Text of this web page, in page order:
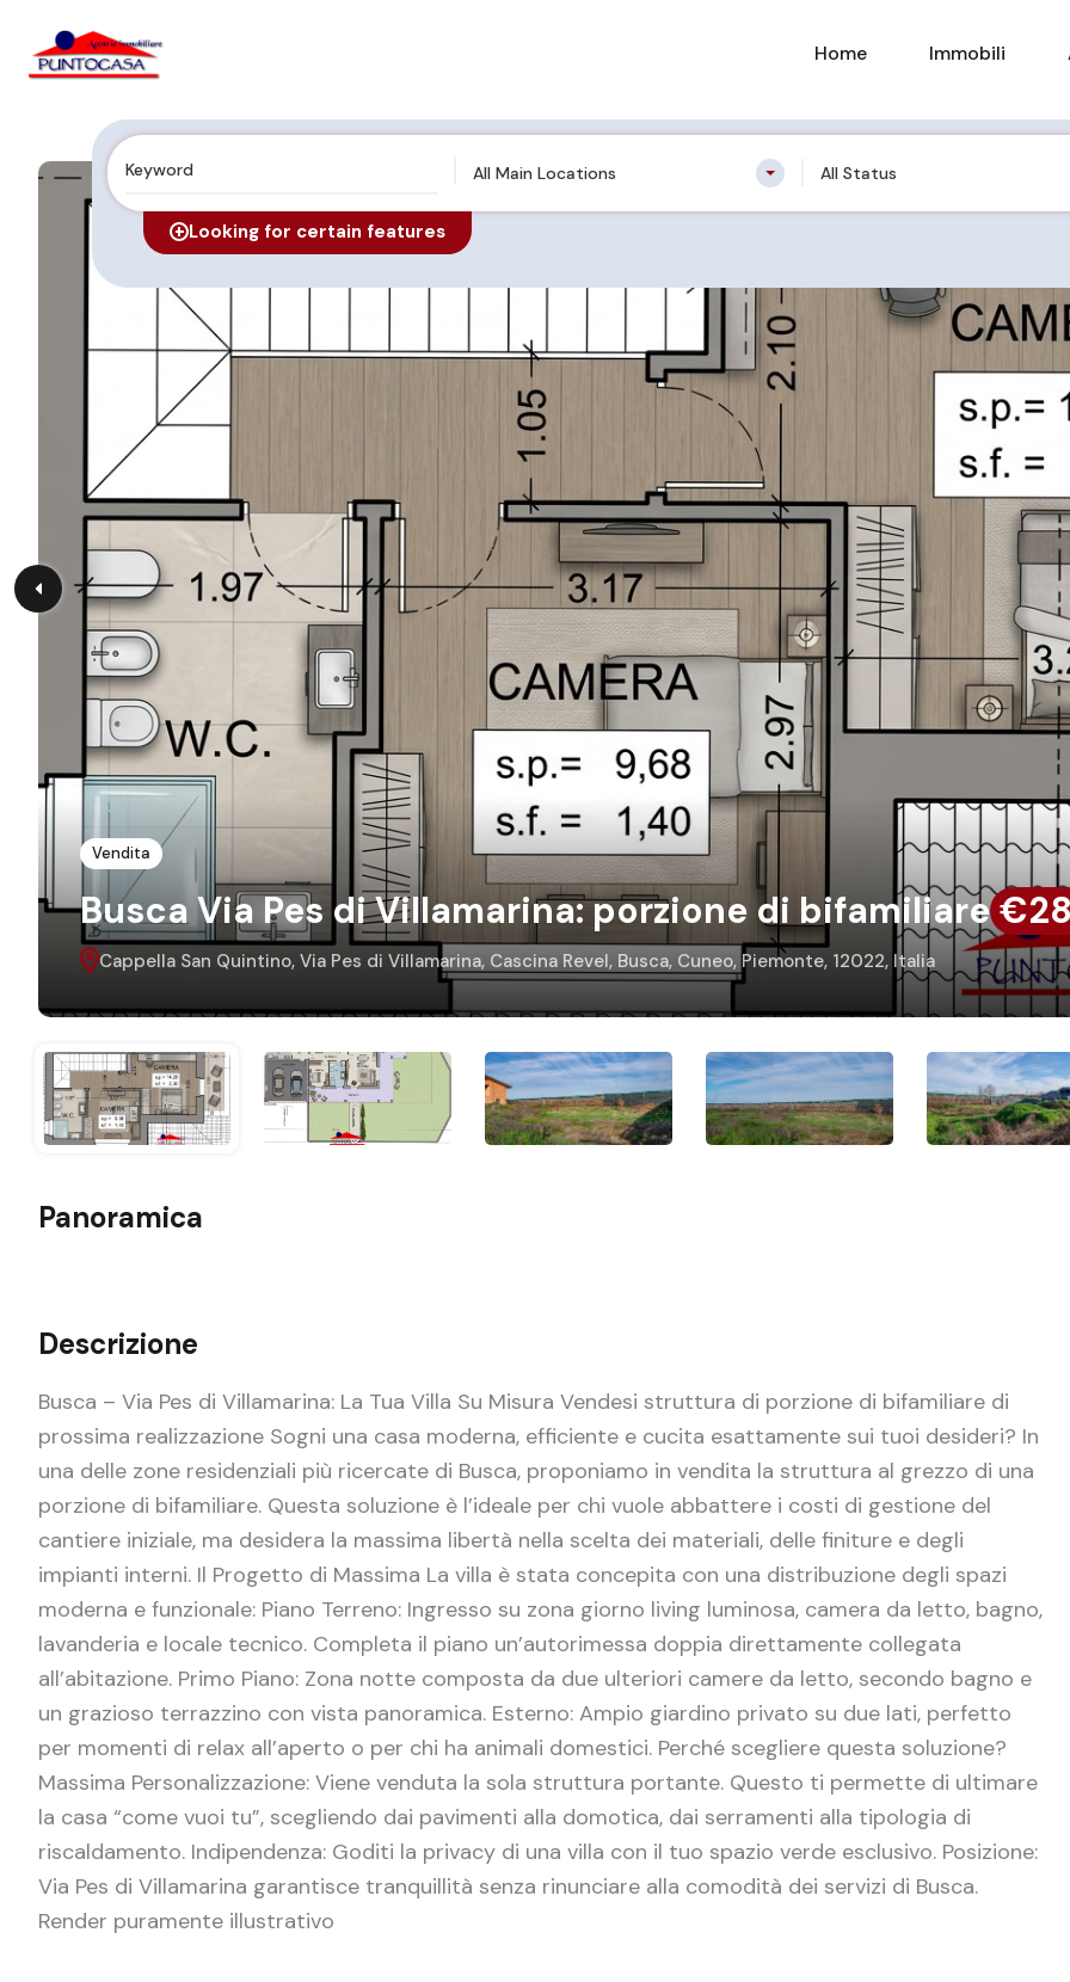
Home Immobili
All Main Locations All Status
Looking for certain features
Vendita
Busca Via Pes di Villamarina: porzione di bifamiliare
Cappella San Quintino, Via Pes di Villamarina, Cascina Revel, Busca, Cuneo, Piemonte, 12022, Italia
Panoramica
Descrizione
Busca – Via Pes di Villamarina: La Tua Villa Su Misura Vendesi struttura di porzione di bifamiliare di
prossima realizzazione Sogni una casa moderna, efficiente e cucita esattamente sui tuoi desideri? In
una delle zone residenziali più ricercate di Busca, proponiamo in vendita la struttura al grezzo di una
porzione di bifamiliare. Questa soluzione è l’ideale per chi vuole abbattere i costi di gestione del
cantiere iniziale, ma desidera la massima libertà nella scelta dei materiali, delle finiture e degli
impianti interni. Il Progetto di Massima La villa è stata concepita con una distribuzione degli spazi
moderna e funzionale: Piano Terreno: Ingresso su zona giorno living luminosa, camera da letto, bagno,
lavanderia e locale tecnico. Completa il piano un’autorimessa doppia direttamente collegata
all’abitazione. Primo Piano: Zona notte composta da due ulteriori camere da letto, secondo bagno e
un grazioso terrazzino con vista panoramica. Esterno: Ampio giardino privato su due lati, perfetto
per momenti di relax all’aperto o per chi ha animali domestici. Perché scegliere questa soluzione?
Massima Personalizzazione: Viene venduta la sola struttura portante. Questo ti permette di ultimare
la casa “come vuoi tu”, scegliendo dai pavimenti alla domotica, dai serramenti alla tipologia di
riscaldamento. Indipendenza: Goditi la privacy di una villa con il tuo spazio verde esclusivo. Posizione:
Via Pes di Villamarina garantisce tranquillità senza rinunciare alla comodità dei servizi di Busca.
Render puramente illustrativo